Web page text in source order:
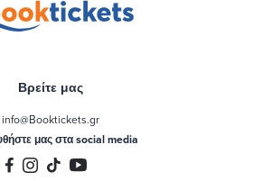
Βρείτε μας
info@Booktickets.gr
μας στα social media